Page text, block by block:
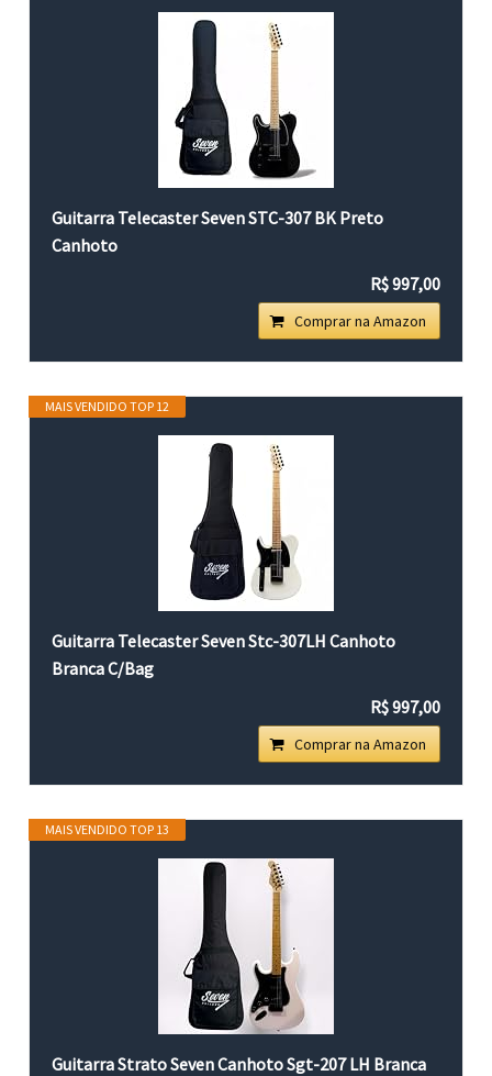
Guitarra Telecaster Seven STC-307 BK Preto
Canhoto
R$ 997,00
Comprar na Amazon
MAIS VENDIDO TOP 12
Guitarra Telecaster Seven Stc-307LH Canhoto
Branca C/Bag
R$ 997,00
Comprar na Amazon
MAIS VENDIDO TOP 13
Guitarra Strato Seven Canhoto Sgt-207 LH Branca